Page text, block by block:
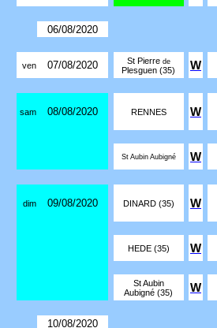
06/08/2020
ven 07/08/2020 St Pierre de
Plesguen (35) W
sam 08/08/2020 RENNES W
St Aubin Aubigné W
dim 09/08/2020 DINARD (35) W
HEDE (35) W
St Aubin
Aubigné (35)
W
10/08/2020